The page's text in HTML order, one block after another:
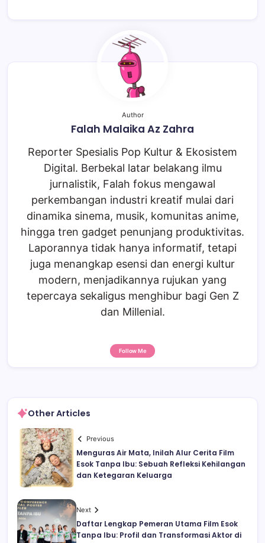
Author
Falah Malaika Az Zahra
Reporter Spesialis Pop Kultur & Ekosistem
Digital. Berbekal latar belakang ilmu
jurnalistik, Falah fokus mengawal
perkembangan industri kreatif mulai dari
dinamika sinema, musik, komunitas anime,
hingga tren gadget penunjang produktivitas.
Laporannya tidak hanya informatif, tetapi
juga menangkap esensi dan energi kultur
modern, menjadikannya rujukan yang
tepercaya sekaligus menghibur bagi Gen Z
dan Millenial.
Follow Me
Other Articles
Previous
Menguras Air Mata, Inilah Alur Cerita Film
Esok Tanpa Ibu: Sebuah Refleksi Kehilangan
dan Ketegaran Keluarga
Next
Daftar Lengkap Pemeran Utama Film Esok
Tanpa Ibu: Profil dan Transformasi Aktor di